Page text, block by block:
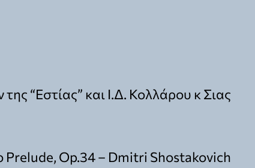
“Εστίας” και Ι.Δ. Κολλάρου κ Σιας
Prelude, Op.34 – Dmitri Shostakovich